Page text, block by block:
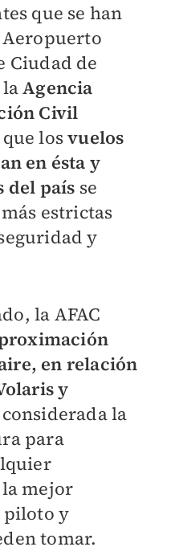
que se han
Ciudad de
laAgencia
Civil
losvuelos
en ésta y
del país se
estrictas
y
la AFAC
en relación
y
considerada la
para
mejor
piloto y
tomar.